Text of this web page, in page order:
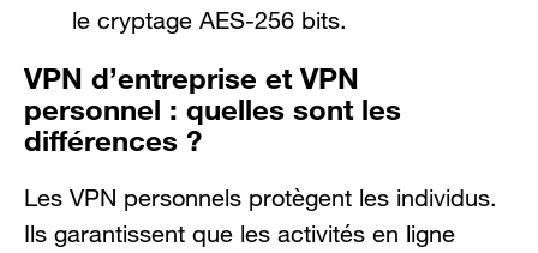
le cryptage AES-256 bits.
VPN d’entreprise et VPN
personnel : quelles sont les
différences ?
Les VPN personnels protègent les individus.
Ils garantissent que les activités en ligne